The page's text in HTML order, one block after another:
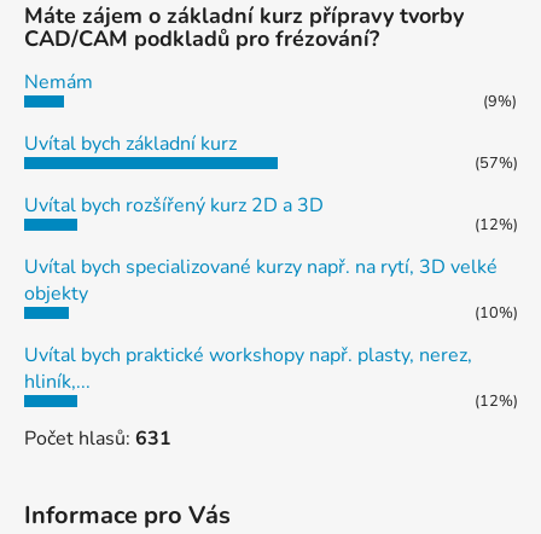
Máte zájem o základní kurz přípravy tvorby
CAD/CAM podkladů pro frézování?
Nemám
(9%)
Uvítal bych základní kurz
(57%)
Uvítal bych rozšířený kurz 2D a 3D
(12%)
Uvítal bych specializované kurzy např. na rytí, 3D velké
objekty
(10%)
Uvítal bych praktické workshopy např. plasty, nerez,
hliník,...
(12%)
Počet hlasů: 631
Informace pro Vás